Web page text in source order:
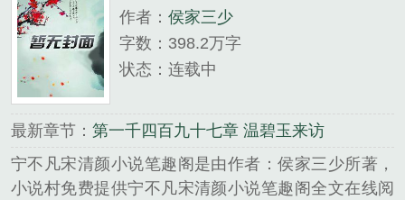
作者： 侯家三少
字数：398.2万字
状态：连载中
最新章节： 第一千四百九十七章 温碧玉来访
宁不凡宋清颜小说笔趣阁是由作者：侯家三少所著，
小说村免费提供宁不凡宋清颜小说笔趣阁全文在线阅